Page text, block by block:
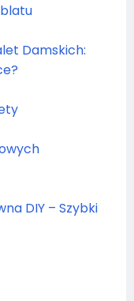
Damskich:
DIY – Szybki